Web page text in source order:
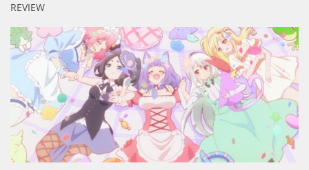
REVIEW